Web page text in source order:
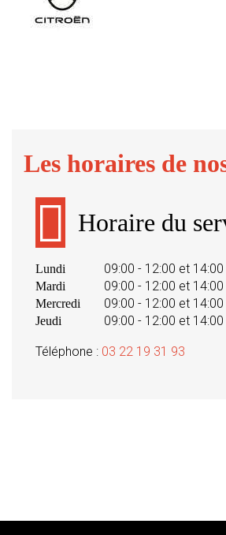
Les horaires de
Horaire du
Lundi 09:00 - 12:00 et
Mardi 09:00 - 12:00 et
Mercredi 09:00 - 12:00 et
Jeudi 09:00 - 12:00 et
Téléphone : 03 22 19 31 93